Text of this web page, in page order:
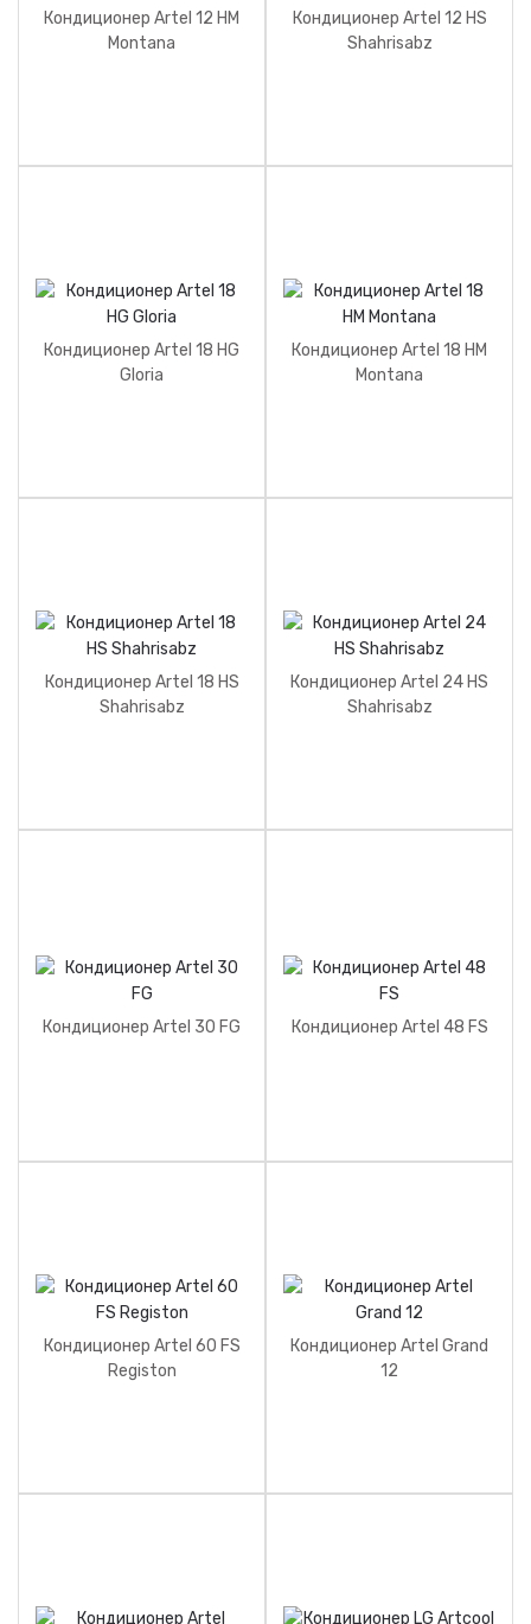
Кондиционер Artel 12 HM
Montana
Кондиционер Artel 12 HS
Shahrisabz
Кондиционер Artel 18 HG
Gloria
Кондиционер Artel 18 HM
Montana
Кондиционер Artel 18 HS
Shahrisabz
Кондиционер Artel 24 HS
Shahrisabz
Кондиционер Artel 30 FG Кондиционер Artel 48 FS
Кондиционер Artel 60 FS
Registon
Кондиционер Artel Grand
12